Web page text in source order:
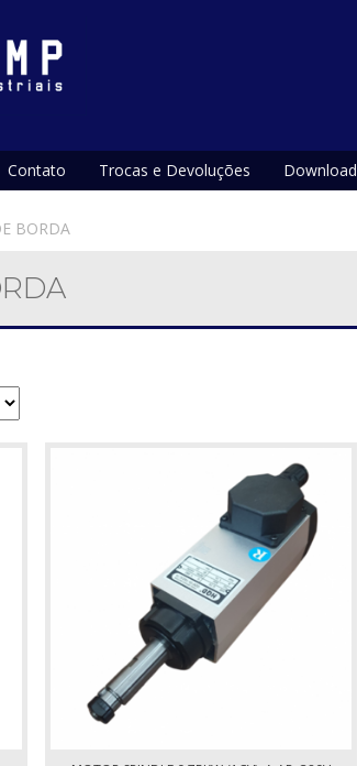
Contato Trocas e Devoluções Download
BORDA